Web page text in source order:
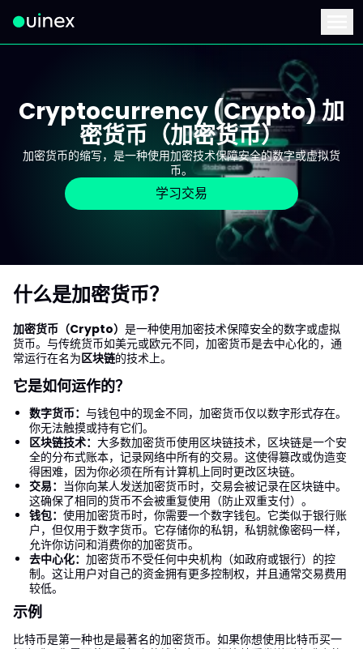
Cryptocurrency (Crypto) 加
密货币（加密货币）
加密货币的缩写，是一种使用加密技术保障安全的数字或虚拟货
币。
学习交易
什么是加密货币？
加密货币（Crypto） 是一种使用加密技术保障安全的数字或虚拟
货币。与传统货币如美元或欧元不同，加密货币是去中心化的，通
常运行在名为区块链的技术上。
它是如何运作的？
数字货币： 与钱包中的现金不同，加密货币仅以数字形式存在。
你无法触摸或持有它们。
区块链技术： 大多数加密货币使用区块链技术，区块链是一个安
全的分布式账本，记录网络中所有的交易。这使得篡改或伪造变
得困难，因为你必须在所有计算机上同时更改区块链。
交易： 当你向某人发送加密货币时，交易会被记录在区块链中。
这确保了相同的货币不会被重复使用（防止双重支付）。
钱包： 使用加密货币时，你需要一个数字钱包。它类似于银行账
户，但仅用于数字货币。它存储你的私钥，私钥就像密码一样，
允许你访问和消费你的加密货币。
去中心化： 加密货币不受任何中央机构（如政府或银行）的控
制。这让用户对自己的资金拥有更多控制权，并且通常交易费用
较低。
示例
比特币是第一种也是最著名的加密货币。如果你想使用比特币买一